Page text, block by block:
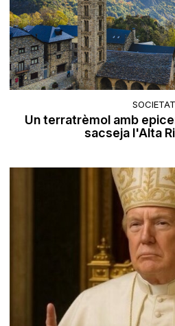
SOCIETAT
Un terratrèmol amb
sacseja l'Alta